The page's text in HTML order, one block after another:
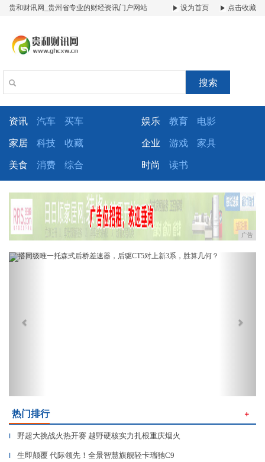
贵和财讯网_贵州省专业的财经资讯门户网站 设为首页 点击收藏
搜索
资讯 汽车 买车 娱乐 教育 电影
家居 科技 收藏 企业 游戏 家具
美食 消费 综合 时尚 读书
广告
Previous
热门排行 ＋
▎ 野超大挑战火热开赛 越野硬核实力扎根重庆烟火
▎ 生即颠覆 代际领先！全景智慧旗舰轻卡瑞驰C9